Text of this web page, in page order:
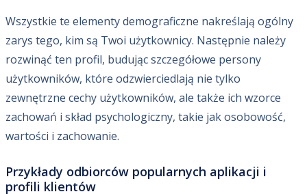
Wszystkie te elementy demograficzne nakreślają ogólny
zarys tego, kim są Twoi użytkownicy. Następnie należy
rozwinąć ten profil, budując szczegółowe persony
użytkowników, które odzwierciedlają nie tylko
zewnętrzne cechy użytkowników, ale także ich wzorce
zachowań i skład psychologiczny, takie jak osobowość,
wartości i zachowanie.
Przykłady odbiorców popularnych aplikacji i
profili klientów